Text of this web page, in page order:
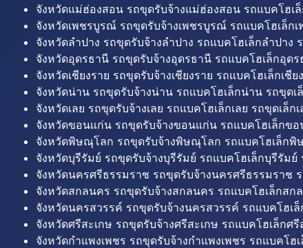
จังหวัดแม่ฮ่องสอน รถขุดรับจ้างแม่ฮ่องสอน รถแบคโฮ
จังหวัดเพชรบูรณ์ รถขุดรับจ้างเพชรบูรณ์ รถแบคโฮเล็
จังหวัดลำปาง รถขุดรับจ้างลำปาง รถแบคโฮเล็กลำปาง
จังหวัดอุดรธานี รถขุดรับจ้างอุดรธานี รถแบคโฮเล็กอุด
จังหวัดเชียงราย รถขุดรับจ้างเชียงราย รถแบคโฮเล็กเชี
จังหวัดน่าน รถขุดรับจ้างน่าน รถแบคโฮเล็กน่าน รถขุด
จังหวัดเลย รถขุดรับจ้างเลย รถแบคโฮเล็กเลย รถขุดเล็ก
จังหวัดขอนแก่น รถขุดรับจ้างขอนแก่น รถแบคโฮเล็ก
จังหวัดพิษณุโลก รถขุดรับจ้างพิษณุโลก รถแบคโฮเล็ก
จังหวัดบุรีรัมย์ รถขุดรับจ้างบุรีรัมย์ รถแบคโฮเล็กบุรีรัม
จังหวัดนครศรีธรรมราช รถขุดรับจ้างนครศรีธรรมราช
จังหวัดสกลนคร รถขุดรับจ้างสกลนคร รถแบคโฮเล็กส
จังหวัดนครสวรรค์ รถขุดรับจ้างนครสวรรค์ รถแบคโฮ
จังหวัดศรีสะเกษ รถขุดรับจ้างศรีสะเกษ รถแบคโฮเล็กศ
จังหวัดกำแพงเพชร รถขุดรับจ้างกำแพงเพชร รถแบคโ